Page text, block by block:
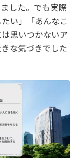
した。でも実際
い」「あんなこ
思いつかないア
な気づきでした